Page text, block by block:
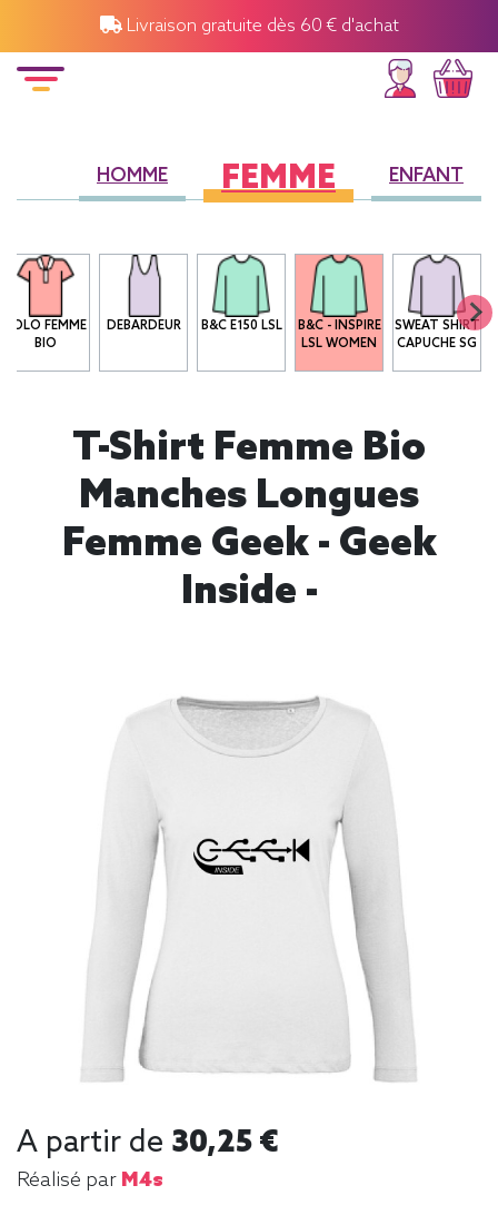
Livraison gratuite dès 60 € d'achat
HOMME FEMME ENFANT
POLO FEMME
BIO
DEBARDEUR B&C E150 LSL
B&C - INSPIRE
LSL WOMEN
SWEAT SHIRT
CAPUCHE SG
T-Shirt Femme Bio
Manches Longues
Femme Geek - Geek
Inside -
A partir de 30,25 €
Réalisé par M4s